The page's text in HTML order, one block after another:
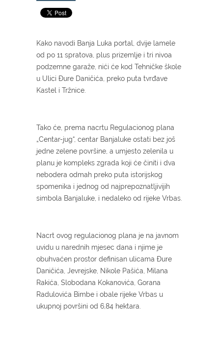
Kako navodi Banja Luka portal, dvije lamele
od po 11 spratova, plus prizemlje i tri nivoa
podzemne garaže, nići će kod Tehničke škole
u Ulici Đure Daničića, preko puta tvrđave
Kastel i Tržnice.
Tako će, prema nacrtu Regulacionog plana
„Centar-jug“, centar Banjaluke ostati bez još
jedne zelene površine, a umjesto zelenila u
planu je kompleks zgrada koji će činiti i dva
nebodera odmah preko puta istorijskog
spomenika i jednog od najprepoznatljivijih
simbola Banjaluke, i nedaleko od rijeke Vrbas.
Nacrt ovog regulacionog plana je na javnom
uvidu u narednih mjesec dana i njime je
obuhvaćen prostor definisan ulicama Đure
Daničića, Jevrejske, Nikole Pašića, Milana
Rakića, Slobodana Kokanovića, Gorana
Radulovića Bimbe i obale rijeke Vrbas u
ukupnoj površini od 6,84 hektara.